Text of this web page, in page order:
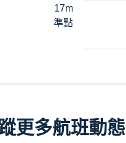
17m
準點
更多航班動態